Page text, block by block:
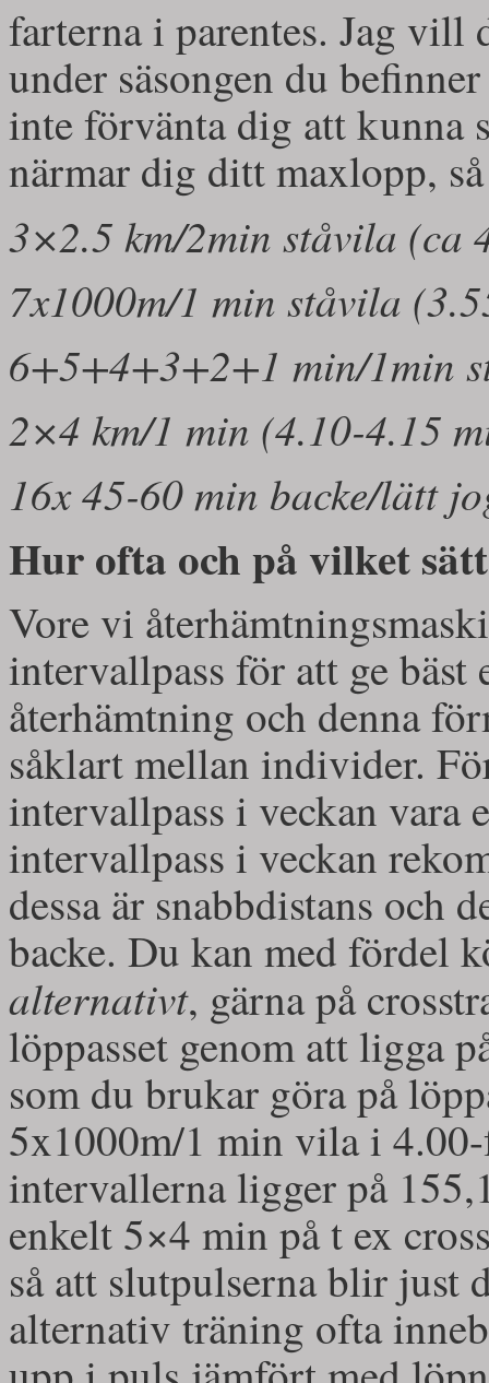
farterna i parentes. Jag vill
under säsongen du
inte förvänta dig att kunna
närmar dig ditt maxlopp,
3×2.5 km/2min ståvila (ca
7x1000m/1 min ståvila
6+5+4+3+2+1 min/1min
2×4 km/1 min (4.10-4.15
16x 45-60 min backe/lätt
Hur ofta och på vilket
Vore vi
intervallpass för att ge
återhämtning och denna
såklart mellan individer.
intervallpass i veckan vara
intervallpass i veckan
dessa är snabbdistans och
backe. Du kan med fördel
alternativt, gärna på
löppasset genom att ligga
som du brukar göra på
5x1000m/1 min vila i
intervallerna ligger på
enkelt 5×4 min på t ex
så att slutpulserna blir just
alternativ träning ofta